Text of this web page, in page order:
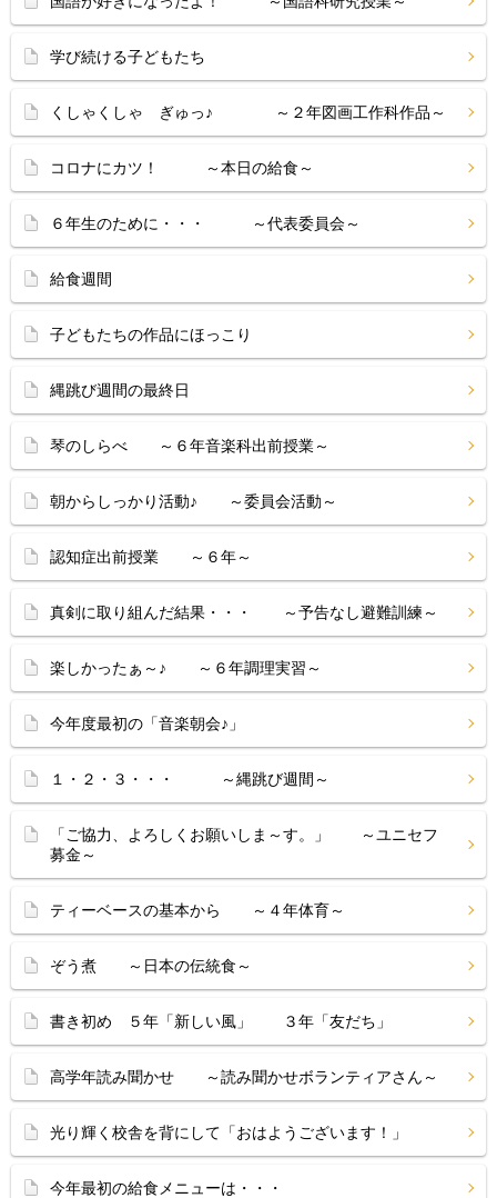
学び続ける子どもたち
くしゃくしゃ ぎゅっ♪ ～２年図画工作科作品～
コロナにカツ！ ～本日の給食～
６年生のために・・・ ～代表委員会～
給食週間
子どもたちの作品にほっこり
縄跳び週間の最終日
琴のしらべ ～６年音楽科出前授業～
朝からしっかり活動♪ ～委員会活動～
認知症出前授業 ～６年～
真剣に取り組んだ結果・・・ ～予告なし避難訓練～
楽しかったぁ～♪ ～６年調理実習～
今年度最初の「音楽朝会♪」
１・２・３・・・ ～縄跳び週間～
「ご協力、よろしくお願いしま～す。」 ～ユニセフ
募金～
ティーベースの基本から ～４年体育～
ぞう煮 ～日本の伝統食～
書き初め ５年「新しい風」 ３年「友だち」
高学年読み聞かせ ～読み聞かせボランティアさん～
光り輝く校舎を背にして「おはようございます！」
今年最初の給食メニューは・・・